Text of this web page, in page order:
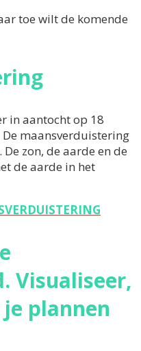
toe wilt de komende
in aantocht op 18
maansverduistering
zon, de aarde en de
de aarde in het
Visualiseer,
plannen